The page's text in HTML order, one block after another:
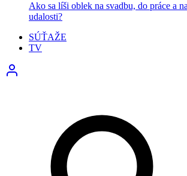
Ako sa líši oblek na svadbu, do práce a
udalosti?
SÚŤAŽE
TV